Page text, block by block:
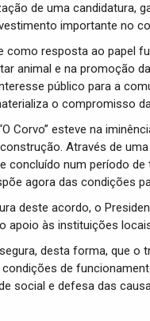
de uma candidatura,
importante no
como resposta ao papel
animal e na promoção
público para a
o compromisso
Corvo” esteve na
Através de
concluído num período
agora das condições
deste acordo, o
apoio às instituições
desta forma, que o
de
social e defesa das